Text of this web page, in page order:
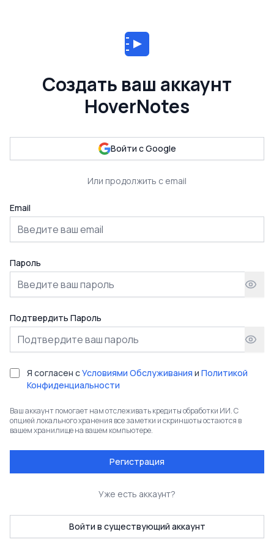
Создать ваш аккаунт
HoverNotes
Войти с Google
Или продолжить с email
Email
Пароль
Подтвердить Пароль
Я согласен сУсловиями Обслуживания и Политикой
Конфиденциальности
Ваш аккаунт помогает нам отслеживать кредиты обработки ИИ. С
опцией локального хранения все заметки и скриншоты остаются в
вашем хранилище на вашем компьютере.
Регистрация
Уже есть аккаунт?
Войти в существующий аккаунт